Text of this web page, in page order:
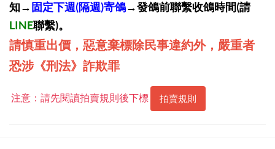
知→ 固定下週(隔週)寄鴿→發鴿前聯繫收鴿時間(請
LINE聯繫)。
請慎重出價，惡意棄標除民事違約外，嚴重者
恐涉《刑法》詐欺罪
注意：請先閱讀拍賣規則後下標 拍賣規則